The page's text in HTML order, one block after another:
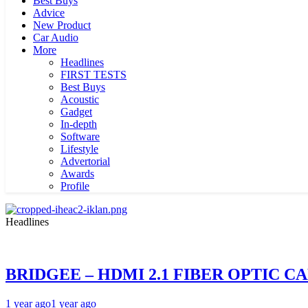
Advice
New Product
Car Audio
More
Headlines
FIRST TESTS
Best Buys
Acoustic
Gadget
In-depth
Software
Lifestyle
Advertorial
Awards
Profile
Headlines
BRIDGEE – HDMI 2.1 FIBER OPTIC
1 year ago1 year ago